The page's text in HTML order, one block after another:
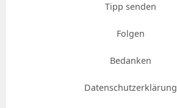
Tipp senden
Folgen
Bedanken
Datenschutzerklärung